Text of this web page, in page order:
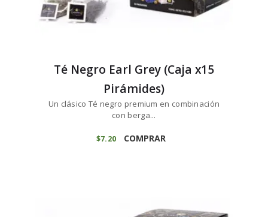
Té Negro Earl Grey (Caja x15
Pirámides)
Un clásico Té negro premium en combinación
con berga...
$7 20 COMPRAR